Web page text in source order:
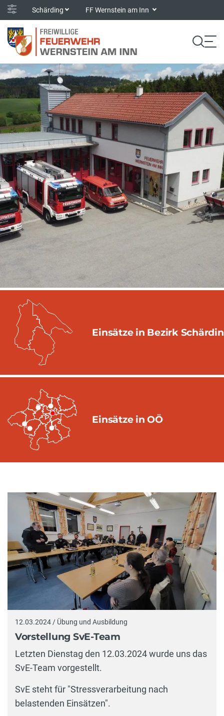
Schärding FF Wernstein am Inn
Einsätze in Bezirk
Einsätze in OÖ
12.03.2024 / Übung und Ausbildung
Vorstellung SvE-Team
Letzten Dienstag den 12.03.2024 wurde uns das
SvE-Team vorgestellt.
SvE steht für "Stressverarbeitung nach
belastenden Einsätzen".